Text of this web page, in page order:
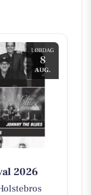
LØRDAG
8
AUG.
2026